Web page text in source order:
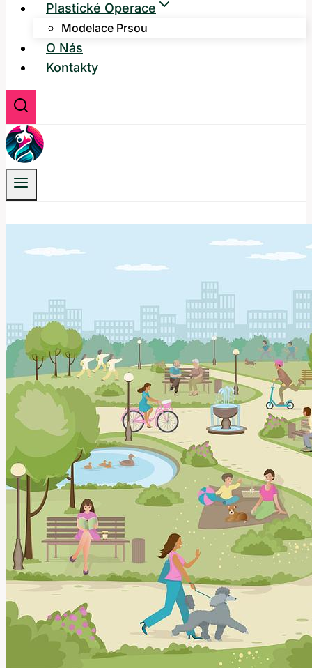
Plastické Operace
Modelace Prsou
O Nás
Kontakty